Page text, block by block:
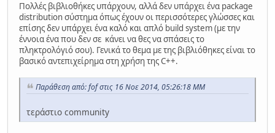
Πολλές βιβλιοθήκες υπάρχουν, αλλά δεν υπάρχει ένα package
distribution σύστημα όπως έχουν οι περισσότερες γλώσσες και
επίσης δεν υπάρχει ένα καλό και απλό build system (με την
έννοια ένα που δεν σε κάνει να θες να σπάσεις το
πληκτρολόγιό σου). Γενικά το θεμα με της βιβλιόθηκες είναι το
βασικό αντεπιχείρημα στη χρήση της C++.
Παράθεση από: fof στις 16 Νοε 2014, 05:26:18 ΜΜ
τεράστιο community